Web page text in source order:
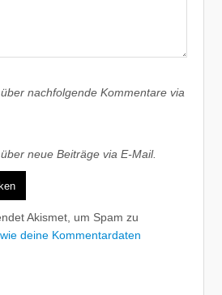
nachfolgende Kommentare via
neue Beiträge via E-Mail.
Akismet, um Spam zu
deine Kommentardaten